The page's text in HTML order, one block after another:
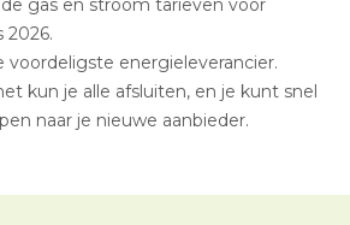
gas en stroom tarieven voor
2026.
voordeligste energieleverancier.
kun je alle afsluiten, en je kunt snel
naar je nieuwe aanbieder.